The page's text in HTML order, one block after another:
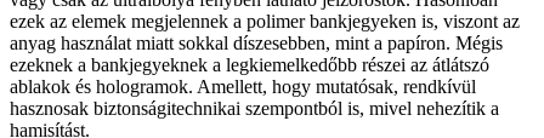
ezek az elemek megjelennek a polimer bankjegyeken is, viszont az
anyag használat miatt sokkal díszesebben, mint a papíron. Mégis
ezeknek a bankjegyeknek a legkiemelkedőbb részei az átlátszó
ablakok és hologramok. Amellett, hogy mutatósak, rendkívül
hasznosak biztonságitechnikai szempontból is, mivel nehezítik a
hamisítást.